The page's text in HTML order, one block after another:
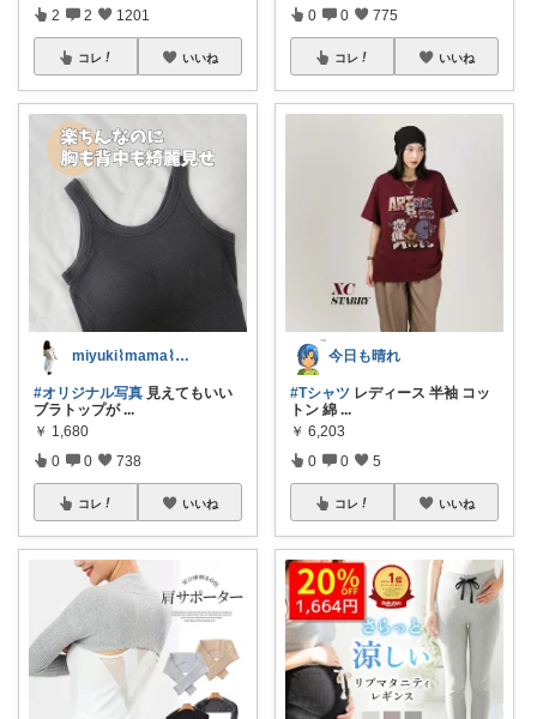
2 2 1201
コレ いいね
miyuki⌇mama⌇注文住宅計画中
#オリジナル写真 見えてもいい
ブラトップが ...
￥ 1,680
0 0 738
コレ いいね
0 0 775
コレ いいね
今日も晴れ
#Tシャツ レディース 半袖 コッ
トン 綿 ...
￥ 6,203
0 0 5
コレ いいね